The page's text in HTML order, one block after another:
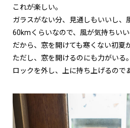
これが楽しい。
ガラスがない分、見通しもいいし、
60kmくらいなので、風が気持ちいい
だから、窓を開けても寒くない初夏
ただし、窓を開けるのにも力がいる
ロックを外し、上に持ち上げるので